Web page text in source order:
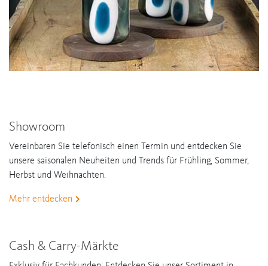
Showroom
Vereinbaren Sie telefonisch einen Termin und entdecken Sie
unsere saisonalen Neuheiten und Trends für Frühling, Sommer,
Herbst und Weihnachten.
Mehr entdecken
Cash & Carry-Märkte